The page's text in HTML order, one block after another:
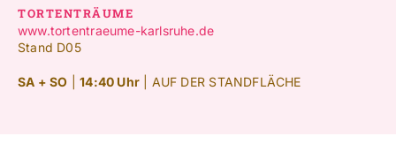
TORTENTRÄUME
www.tortentraeume-karlsruhe.de
Stand D05
SA + SO |14:40 Uhr | AUF DER STANDFLÄCHE